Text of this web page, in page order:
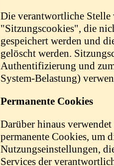
Die verantwortliche Stelle
"Sitzungscookies", die
gespeichert werden und
gelöscht werden.
Authentifizierung und
System-Belastung)
Permanente Cookies
Darüber hinaus
permanente Cookies, um
Nutzungseinstellungen,
Services der